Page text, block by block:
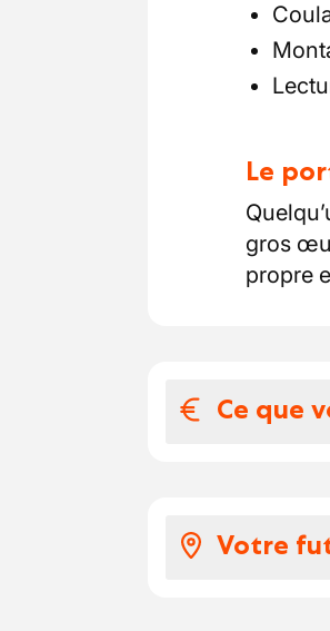
Le
gros
propre
Ce que
Votre